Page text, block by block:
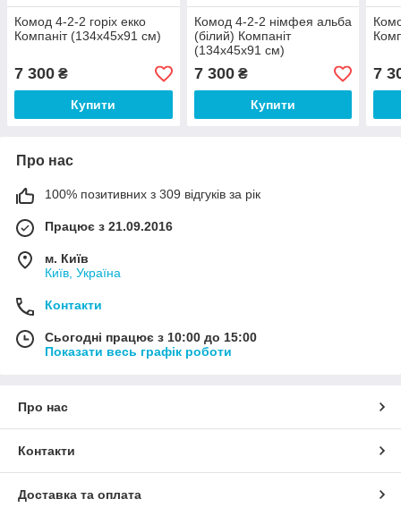
Комод 4-2-2 горіх екко
Компаніт (134х45х91 см)
7 300 ₴
Купити
Комод 4-2-2 німфея альба
(білий) Компаніт
(134х45х91 см)
7 300₴
Купити
7
Про нас
100% позитивних з 309 відгуків за рік
Працює з 21.09.2016
м. Київ
Київ, Україна
Контакти
Сьогодні працює з 10:00 до 15:00
Показати весь графік роботи
Про нас
Контакти
Доставка та оплата